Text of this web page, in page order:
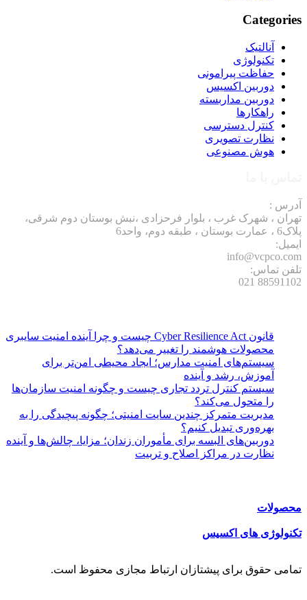
Categories
آنالتیک
تکنولوژی
حفاظت پیرامونی
دوربین اکسیس
دوربین مداربسته
راهکارها
کنترل دسترسی
نظارت تصویری
هوش مصنوعی
آدرس :
تهران ، شهرک غرب ، بلوار فرحزادی ،نبش بوستان دوم شرقی،
پلاک6 ، عمارت بوستان ، طبقه دوم، واحد6
ایمیل:
info@vcpco.com
تلفن تماس:
88591102 021
قانون Cyber Resilience Act چیست و چرا آینده امنیت سایبری
محصولات هوشمند را تغییر می‌دهد؟
سیستم‌های امنیت مدارس؛ ایجاد محیطی امن‌تر برای
آموزش، رشد و آینده
سیستم کنترل تردد تجاری چیست و چگونه امنیت سازمان‌ها
را متحول می‌کند؟
مدیریت متمرکز چندین سایت امنیتی؛ چگونه پیچیدگی را به
بهره‌وری تبدیل کنیم؟
دوربین‌های البسه برای مأموران زندان؛ مزایا، چالش‌ها و آینده
نظارت در مراکز اصلاح و تربیت
محصولات
تکنولوژی های اکسیس
تمامی حقوق برای پیشتازان ارتباط مجازی محفوظ است.